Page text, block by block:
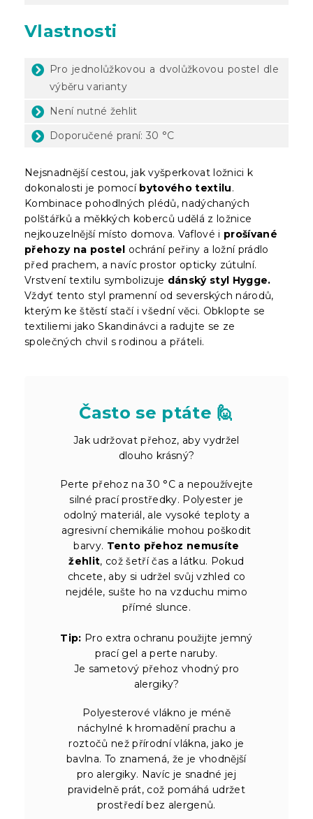
Vlastnosti
Pro jednolůžkovou a dvolůžkovou postel dle
výběru varianty
Není nutné žehlit
Doporučené praní: 30 °C
Nejsnadnější cestou, jak vyšperkovat ložnici k
dokonalosti je pomocí bytového textilu.
Kombinace pohodlných plédů, nadýchaných
polštářků a měkkých koberců udělá z ložnice
nejkouzelnější místo domova. Vaflové i prošívané
přehozy na postel ochrání peřiny a ložní prádlo
před prachem, a navíc prostor opticky zútulní.
Vrstvení textilu symbolizuje dánský styl Hygge.
Vždyť tento styl pramenní od severských národů,
kterým ke štěstí stačí i všední věci. Obklopte se
textiliemi jako Skandinávci a radujte se ze
společných chvil s rodinou a přáteli.
Často se ptáte 🙋
Jak udržovat přehoz, aby vydržel
dlouho krásný?
Perte přehoz na 30 °C a nepoužívejte
silné prací prostředky. Polyester je
odolný materiál, ale vysoké teploty a
agresivní chemikálie mohou poškodit
barvy. Tento přehoz nemusíte
žehlit, což šetří čas a látku. Pokud
chcete, aby si udržel svůj vzhled co
nejdéle, sušte ho na vzduchu mimo
přímé slunce.
Tip: Pro extra ochranu použijte jemný
prací gel a perte naruby.
Je sametový přehoz vhodný pro
alergiky?
Polyesterové vlákno je méně
náchylné k hromadění prachu a
roztočů než přírodní vlákna, jako je
bavlna. To znamená, že je vhodnější
pro alergiky. Navíc je snadné jej
pravidelně prát, což pomáhá udržet
prostředí bez alergenů.